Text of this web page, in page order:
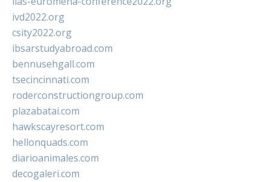
ivd2022.org
csity2022.org
ibsarstudyabroad.com
bennusehgall.com
tsecincinnati.com
roderconstructiongroup.com
plazabatai.com
hawkscayresort.com
hellonquads.com
diarioanimales.com
decogaleri.com